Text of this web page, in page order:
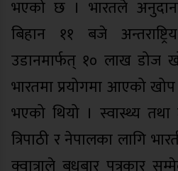
भएको छ । भारतले
बिहान ११ बजे
उडानमार्फत् १० लाख डोज
भारतमा प्रयोगमा आएको
भएको थियो । स्वास्थ्य
त्रिपाठी र नेपालका लागि